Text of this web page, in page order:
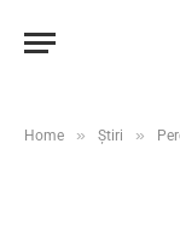
Home » Știri »